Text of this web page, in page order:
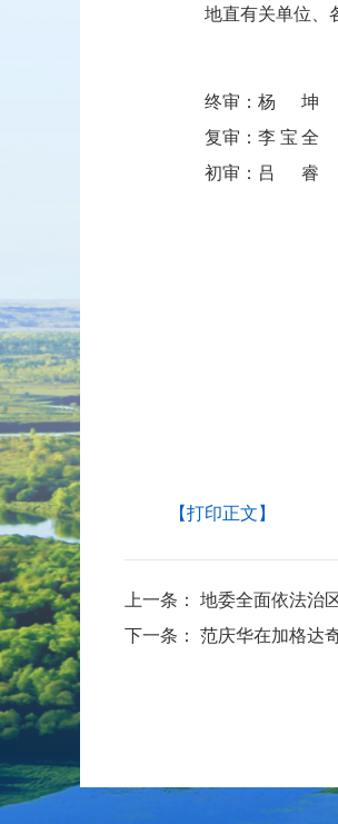
地直有关单位、
终审： 杨坤
复审： 李宝全
初审： 吕睿
【打印正文】
上一条：
地委全面依法治
下一条：
范庆华在加格达